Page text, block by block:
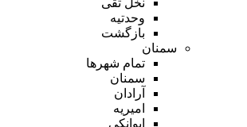
وحدتیه
بازگشت
سمنان
تمام شهر‌ها
سمنان
آرادان
امیریه
ایوانکی